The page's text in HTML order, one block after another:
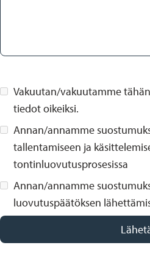
Vakuutan/vakuutamme
tiedot oikeiksi.
Annan/annamme
tallentamiseen ja
tontinluovutusprosesissa
Annan/annamme
luovutuspäätöksen